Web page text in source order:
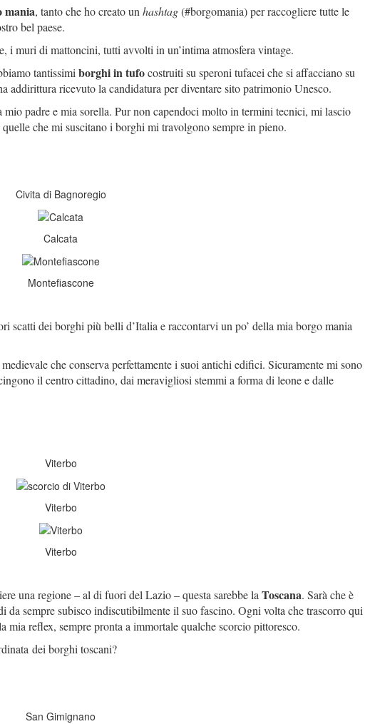
mania, tanto che ho creato unhashtag(#borgomania) per raccogliere tutte le
bel paese.
muri di mattoncini, tutti avvolti in un’intima atmosfera vintage.
tantissimiborghi in tufocostruiti su speroni tufacei che si affacciano su
addirittura ricevuto la candidatura per diventare sito patrimonio Unesco.
mio padre e mia sorella. Pur non capendoci molto in termini tecnici, mi lascio
che mi suscitano i borghi mi travolgono sempre in pieno.
Civita di Bagnoregio
Calcata
Montefiascone
scatti dei borghi più belli d’Italia e raccontarvi un po’ della mia borgo mania
che conserva perfettamente i suoi antichi edifici. Sicuramente mi sono
il centro cittadino, dai meravigliosi stemmi a forma di leone e dalle
Viterbo
Viterbo
Viterbo
una regione – al di fuori del Lazio – questa sarebbe laToscana. Sarà che è
da sempre subisco indiscutibilmente il suo fascino. Ogni volta che trascorro qui
reflex, sempre pronta a immortale qualche scorcio pittoresco.
dei borghi toscani?
San Gimignano